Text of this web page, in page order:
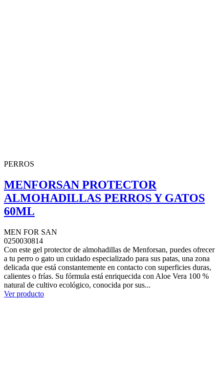
PERROS
MENFORSAN PROTECTOR
ALMOHADILLAS PERROS Y GATOS
60ML
MEN FOR SAN
0250030814
Con este gel protector de almohadillas de Menforsan, puedes ofrecer
a tu perro o gato un cuidado especializado para sus patas, una zona
delicada que está constantemente en contacto con superficies duras,
calientes o frías. Su fórmula está enriquecida con Aloe Vera 100 %
natural de cultivo ecológico, conocida por sus...
Ver producto